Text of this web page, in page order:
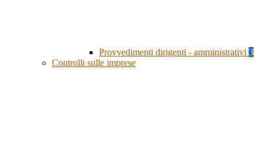
Provvedimenti dirigenti - amministrativi 3
Controlli sulle imprese